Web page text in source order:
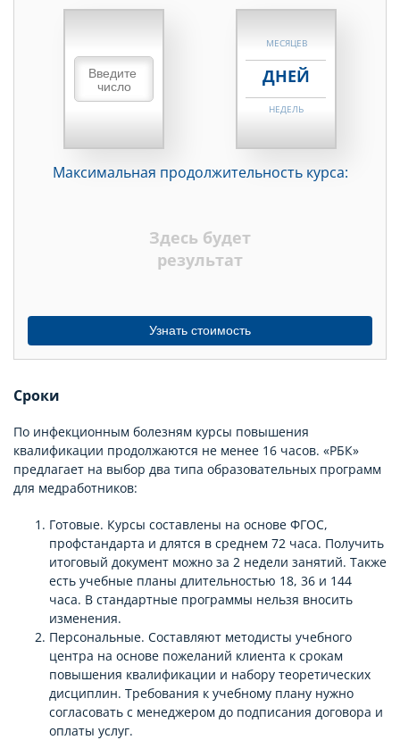
НЕДЕЛЬ
МЕСЯЦЕВ
ДНЕЙ
НЕДЕЛЬ
ДНЕЙ
Максимальная продолжительность курса:
Здесь будет
результат
Узнать стоимость
Сроки
По инфекционным болезням курсы повышения
квалификации продолжаются не менее 16 часов. «РБК»
предлагает на выбор два типа образовательных программ
для медработников:
Готовые. Курсы составлены на основе ФГОС,
профстандарта и длятся в среднем 72 часа. Получить
итоговый документ можно за 2 недели занятий. Также
есть учебные планы длительностью 18, 36 и 144
часа. В стандартные программы нельзя вносить
изменения.
Персональные. Составляют методисты учебного
центра на основе пожеланий клиента к срокам
повышения квалификации и набору теоретических
дисциплин. Требования к учебному плану нужно
согласовать с менеджером до подписания договора и
оплаты услуг.